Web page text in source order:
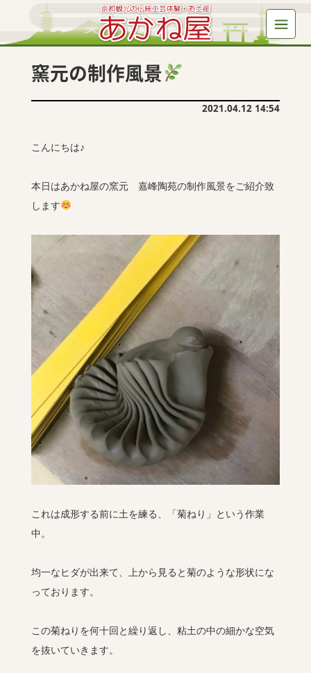
窯元の制作風景
2021.04.12 14:54
こんにちは♪
本日はあかね屋の窯元 嘉峰陶苑の制作風景をご紹介致
します
これは成形する前に土を練る、「菊ねり」という作業
中。
均一なヒダが出来て、上から見ると菊のような形状にな
っております。
この菊ねりを何十回と繰り返し、粘土の中の細かな空気
を抜いていきます。